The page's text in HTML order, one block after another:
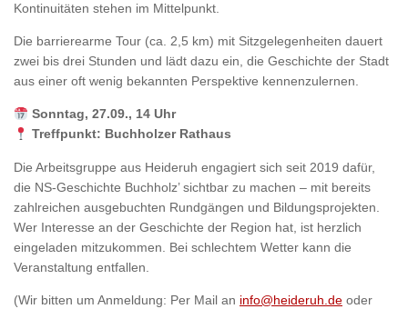
Kontinuitäten stehen im Mittelpunkt.
Die barrierearme Tour (ca. 2,5 km) mit Sitzgelegenheiten dauert
zwei bis drei Stunden und lädt dazu ein, die Geschichte der Stadt
aus einer oft wenig bekannten Perspektive kennenzulernen.
Sonntag, 27.09., 14 Uhr
Treffpunkt: Buchholzer Rathaus
Die Arbeitsgruppe aus Heideruh engagiert sich seit 2019 dafür,
die NS-Geschichte Buchholz’ sichtbar zu machen – mit bereits
zahlreichen ausgebuchten Rundgängen und Bildungsprojekten.
Wer Interesse an der Geschichte der Region hat, ist herzlich
eingeladen mitzukommen. Bei schlechtem Wetter kann die
Veranstaltung entfallen.
(Wir bitten um Anmeldung: Per Mail an info@heideruh.de oder